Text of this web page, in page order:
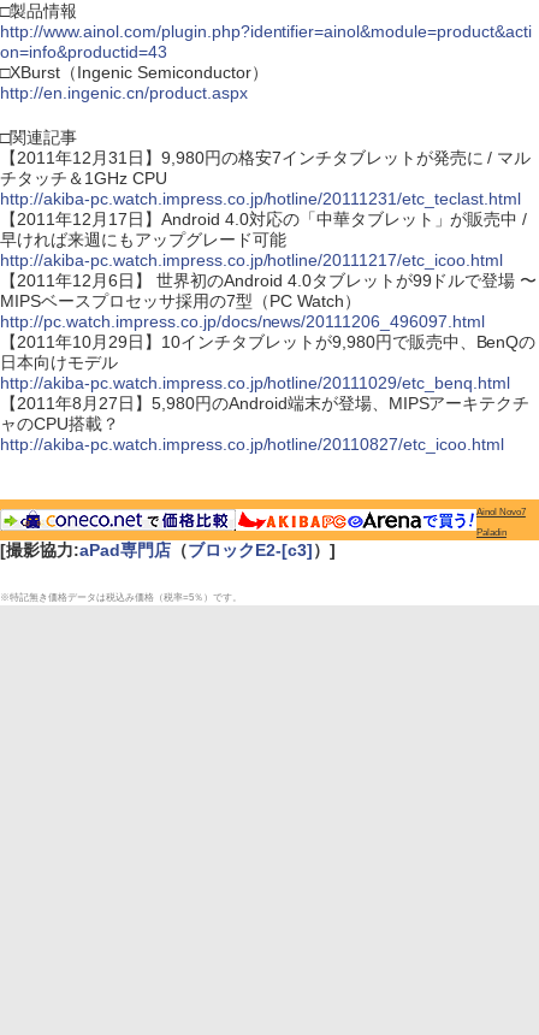
□製品情報
http://www.ainol.com/plugin.php?identifier=ainol&module=product&acti
on=info&productid=43
□XBurst（Ingenic Semiconductor）
http://en.ingenic.cn/product.aspx
□関連記事
【2011年12月31日】9,980円の格安7インチタブレットが発売に / マル
チタッチ＆1GHz CPU
http://akiba-pc.watch.impress.co.jp/hotline/20111231/etc_teclast.html
【2011年12月17日】Android 4.0対応の「中華タブレット」が販売中 /
早ければ来週にもアップグレード可能
http://akiba-pc.watch.impress.co.jp/hotline/20111217/etc_icoo.html
【2011年12月6日】 世界初のAndroid 4.0タブレットが99ドルで登場 〜
MIPSベースプロセッサ採用の7型（PC Watch）
http://pc.watch.impress.co.jp/docs/news/20111206_496097.html
【2011年10月29日】10インチタブレットが9,980円で販売中、BenQの
日本向けモデル
http://akiba-pc.watch.impress.co.jp/hotline/20111029/etc_benq.html
【2011年8月27日】5,980円のAndroid端末が登場、MIPSアーキテクチ
ャのCPU搭載？
http://akiba-pc.watch.impress.co.jp/hotline/20110827/etc_icoo.html
Ainol Novo7
Paladin
[撮影協力:aPad専門店（ブロックE2-[c3]）]
※特記無き価格データは税込み価格（税率=5％）です。